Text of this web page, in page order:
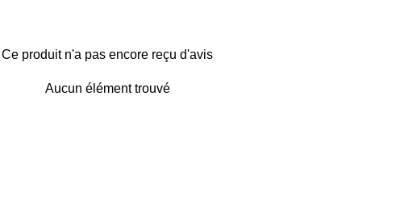
Ce produit n'a pas encore reçu d'avis
Aucun élément trouvé